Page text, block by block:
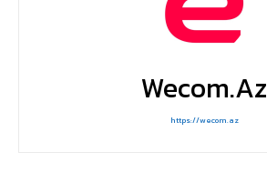
Wecom.az
https://wecom.az